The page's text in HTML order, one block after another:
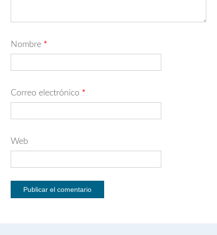
Nombre *
Correo electrónico *
Web